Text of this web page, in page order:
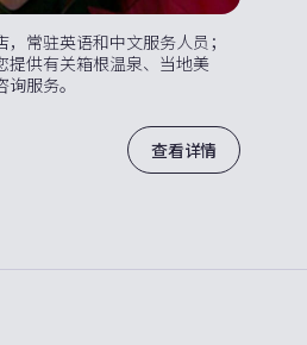
常驻英语和中文服务人员；
提供有关箱根温泉、当地美
服务。
查看详情